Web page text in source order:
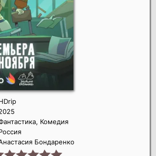
Комедия
Бондаренко